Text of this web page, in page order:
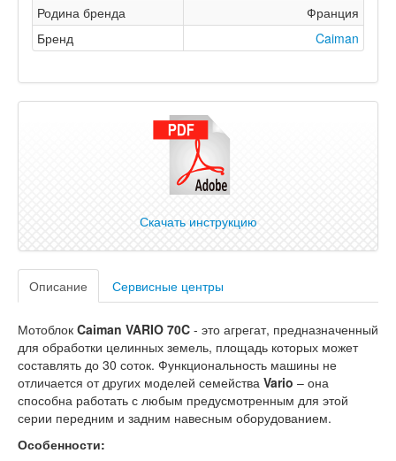
Родина бренда
Франция
Бренд
Caiman
Скачать инструкцию
Описание Сервисные центры
Мотоблок Caiman VARIO 70C - это агрегат, предназначенный
для обработки целинных земель, площадь которых может
составлять до 30 соток. Функциональность машины не
отличается от других моделей семейства Vario – она
способна работать с любым предусмотренным для этой
серии передним и задним навесным оборудованием.
Особенности: